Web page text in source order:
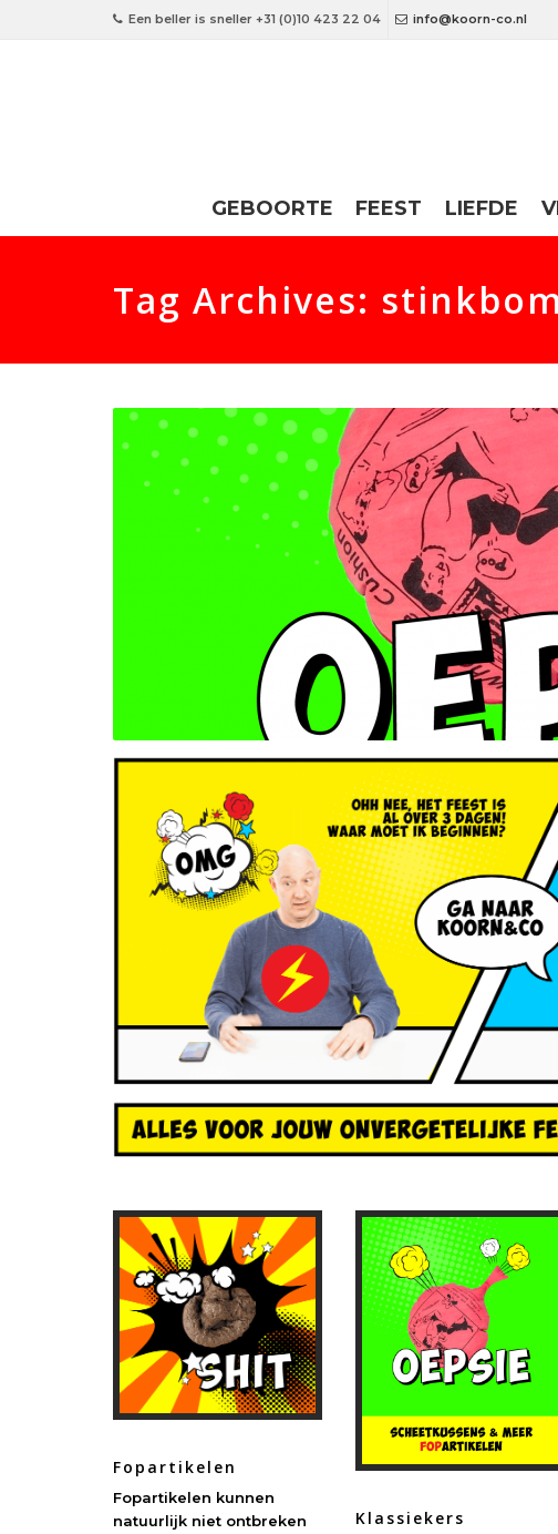
Een beller is sneller +31 (0)10 423 22 04 info@koorn-co.nl
GEBOORTE FEEST LIEFDE
Tag Archives:
Fopartikelen
Fopartikelen kunnen
natuurlijk niet ontbreken
Klassiekers